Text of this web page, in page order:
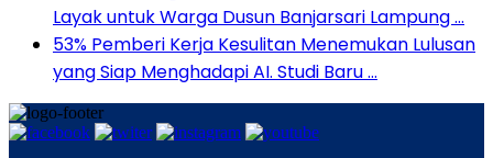
Layak untuk Warga Dusun Banjarsari Lampung …
53% Pemberi Kerja Kesulitan Menemukan Lulusan
yang Siap Menghadapi AI. Studi Baru …